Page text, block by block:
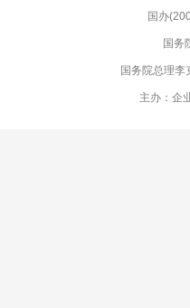
国办
国务
国务院总理
主办：企